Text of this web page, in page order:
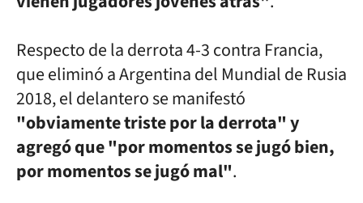
Respecto de la derrota 4-3 contra Francia,
que eliminó a Argentinadel Mundial de Rusia
2018, el delantero se manifestó
"obviamente tristepor la derrota" y
agregó que "por momentos se jugó bien,
por momentosse jugó mal".